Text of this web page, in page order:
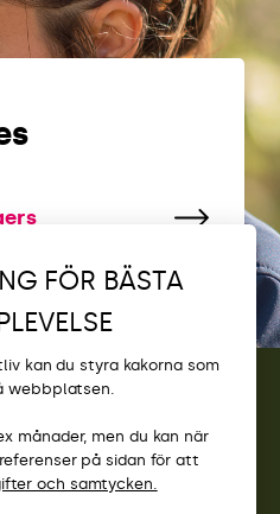
FÖR BÄSTA
kan du styra kakorna som
webbplatsen.
månader, men du kan när
på sidan för att
och samtycken.